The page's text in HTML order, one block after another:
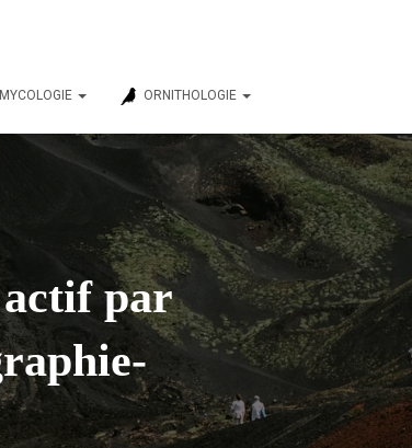
MYCOLOGIE ORNITHOLOGIE
actif par